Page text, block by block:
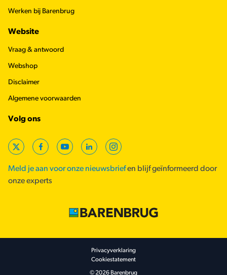
Werken bij Barenbrug
Website
Vraag & antwoord
Webshop
Disclaimer
Algemene voorwaarden
Volg ons
X FacebookYouTubeLinkedInInstagram
Meld je aan voor onze nieuwsbriefen blijf geïnformeerd door
onze experts
Footer secondary
Privacyverklaring
Cookiestatement
© 2026 Barenbrug